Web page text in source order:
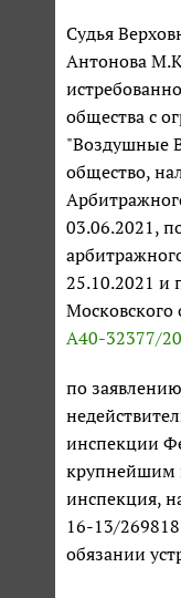
Судья
Антонова
общества с
"Воздушные
общество,
03.06.2021,
25.10.2021 и
Московского
А40-32377/
по
инспекции
крупнейшим
инспекция,
16-13/
обязании